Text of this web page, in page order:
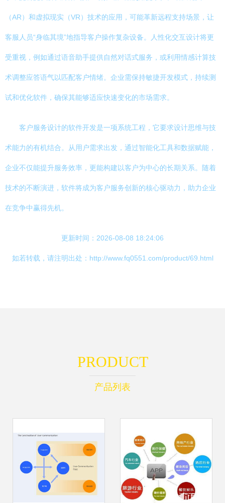
（AR）和虚拟现实（VR）技术的应用，可能革新远程支持场景，让
客服人员“身临其境”地指导客户操作复杂设备。人性化交互设计将更
受重视，例如通过语音助手提供自然对话式服务，或利用情感计算技
术调整应答语气以匹配客户情绪。企业需保持敏捷开发模式，持续测
试和优化软件，确保其能够适应快速变化的市场需求。
客户服务设计的软件开发是一项系统工程，它要求设计思维与技
术能力的有机结合。从用户需求出发，通过智能化工具和数据赋能，
企业不仅能提升服务效率，更能构建以客户为中心的长期关系。随着
技术的不断演进，软件将成为客户服务创新的核心驱动力，助力企业
在竞争中赢得先机。
更新时间：2026-08-08 18:24:06
如若转载，请注明出处：http://www.fq0551.com/product/69.html
PRODUCT
产品列表